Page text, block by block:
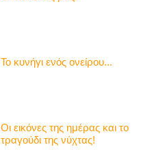
Το κυνήγι ενός ονείρου...
Οι εικόνες της ημέρας και το
τραγούδι της νύχτας!